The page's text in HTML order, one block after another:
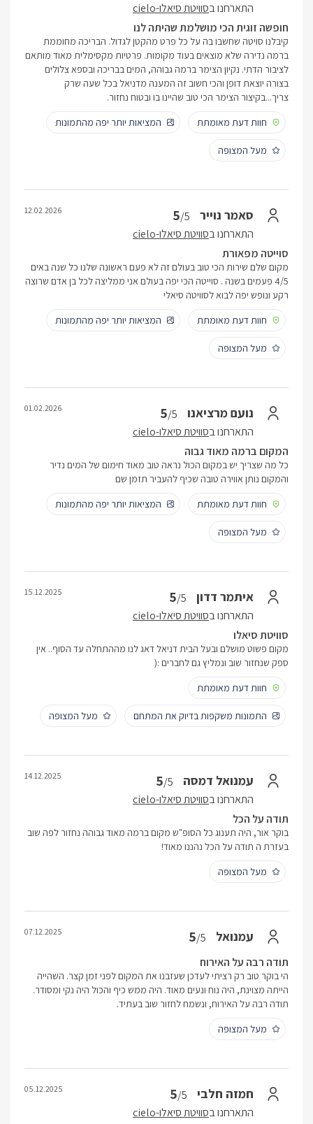
התארחנו בסוויטת סיאלו-cielo
חופשה זוגית הכי מושלמת שהיתה לנו
קיבלנו סויטה שחשבו בה על כל פרט מהקטן לגדול. הבריכה מחוממת
ברמה נדירה שלא מוצאים בעוד מקומות. פרטיות מקסימלית מאוד מותאם
לציבור הדתי. נקיון הצימר ברמה גבוהה, המים בבריכה ובספא צלולים
בצורה יוצאת דופן והכי חשוב זה המענה מדניאל בכל שעה שרק
צריך...בקיצור הצימר הכי טוב שהיינו בו ובטוח נחזור.
חוות דעת מאומתת
המציאות יותר יפה מהתמונות
מעל המצופה
סאמר נוייר 5/5
התארחנו בסוויטת סיאלו-cielo
12.02.2026
סוייטה מפאורת
מקום שלם שירות הכי טוב בעולם זה לא פעם ראשונה שלנו כל שנה באים
4/5 פעמים בשנה . סוייטה הכי יפה בעולם אני ממליצה לכל בן אדם שרוצה
רקע ונופש יפה לבוא לסוויטה סיאלי
חוות דעת מאומתת
המציאות יותר יפה מהתמונות
מעל המצופה
נועם מרציאנו 5/5
התארחנו בסוויטת סיאלו-cielo
01.02.2026
המקום ברמה מאוד גבוה
כל מה שצריך יש במקום הכול נראה טוב מאוד חימום של המים נדיר
והמקום נותן אווירה טובה שכיף להעביר תזמן שם
חוות דעת מאומתת
המציאות יותר יפה מהתמונות
מעל המצופה
איתמר דדון 5/5
התארחנו בסוויטת סיאלו-cielo
15.12.2025
סוויטת סיאלו
מקום פשוט מושלם ובעל הבית דניאל דאג לנו מההתחלה עד הסוף.. אין
ספק שנחזור שוב ונמליץ גם לחברים :(
חוות דעת מאומתת
התמונות משקפות בדיוק את המתחם מעל המצופה
עמנואל דמסה 5/5
התארחנו בסוויטת סיאלו-cielo
14.12.2025
תודה על הכל
בוקר אור, היה תענוג כל הסופ"ש מקום ברמה מאוד גבוהה נחזור לפה שוב
בעזרת ה תודה על הכל נהננו מאוד!
מעל המצופה
עמנואל 5/5
07.12.2025
תודה רבה על האירוח
הי בוקר טוב רק רציתי לעדכן שעזבנו את המקום לפני זמן קצר. השהייה
הייתה מצוינת, היה נוח ונעים מאוד. היה ממש כיף והכול היה נקי ומסודר.
תודה רבה על האירוח, ונשמח לחזור שוב בעתיד.
מעל המצופה
חמזה חלבי 5/5
התארחנו בסוויטת סיאלו-cielo
05.12.2025